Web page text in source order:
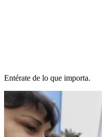
Entérate de lo que importa.